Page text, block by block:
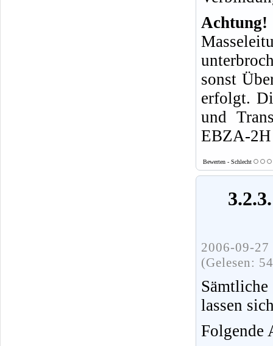
Achtung!
sonst
erfolgt.
und
EBZA-
Bewerten - Schlecht
2006-09-
(Gelesen:
lassen
Folgende